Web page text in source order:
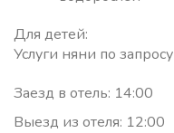
Для детей:
Услуги няни по запросу
Заезд в отель: 14:00
Выезд из отеля: 12:00